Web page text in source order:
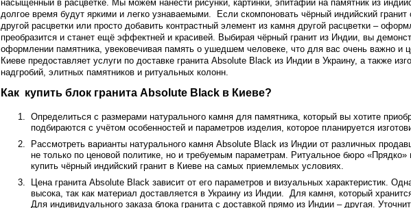
насыщенный в расцветке. Мы можем нанести рисунки, картинки, эпитафии на памятник из
долгое время будут яркими и легко узнаваемыми. Если скомпоновать чёрный индийский
другой расцветки или просто добавить контрастный элемент из камня другой расцветки –
преобразится и станет ещё эффектней и красивей. Выбирая чёрный гранит из Индии, вы
оформлении памятника, увековечивая память о ушедшем человеке, что для вас очень важно и
Киеве предоставляет услуги по доставке гранита Absolute Black из Индии в Украину, а также
надгробий, элитных памятников и ритуальных колонн.
Как купить блок гранита Absolute Black в Киеве?
Определиться с размерами натурального камня для памятника, который вы хотите
подбираются с учётом особенностей и параметров изделия, которое планируется
Рассмотреть варианты натурального камня Absolute Black из Индии от различных
не только по ценовой политике, но и требуемым параметрам. Ритуальное бюро «Прядко»
купить чёрный индийский гранит в Киеве на самых приемлемых условиях.
Цена гранита Absolute Black зависит от его параметров и визуальных характеристик.
высока, так как материал доставляется в Украину из Индии. Для камня, который
Для индивидуального заказа блока гранита с доставкой прямо из Индии – другая.